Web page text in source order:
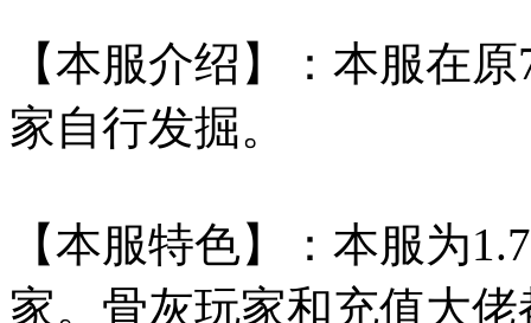
【本服介绍】：本服在
家自行发掘。
【本服特色】：本服为
家。骨灰玩家和充值大